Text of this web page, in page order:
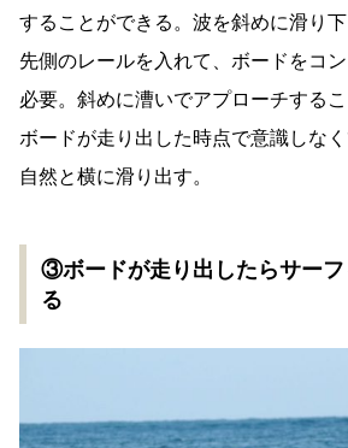
することができる。波を斜めに滑り
先側のレールを入れて、ボードをコ
必要。斜めに漕いでアプローチする
ボードが走り出した時点で意識しなく
自然と横に滑り出す。
③ボードが走り出したらサーフ
る